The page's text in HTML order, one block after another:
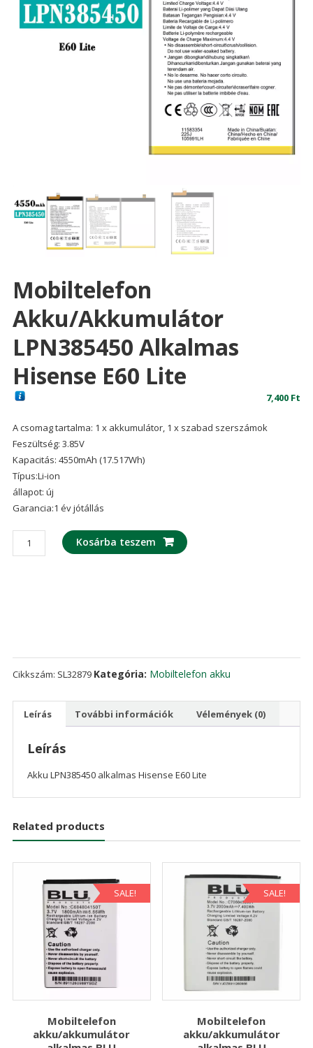
Mobiltelefon
Akku/akkumulátor
LPN385450 Alkalmas
Hisense E60 Lite
7,400 Ft
A csomag tartalma: 1 x akkumulátor, 1 x szabad szerszámok
Feszültség: 3.85V
Kapacitás: 4550mAh (17.517Wh)
Típus:Li-ion
állapot: új
Garancia:1 év jótállás
Mobiltelefon
akku/akkumulátor
Kosárba teszem
Cikkszám: SL32879 Kategória: Mobiltelefon akku
Leírás További információk Vélemények (0)
Leírás
Akku LPN385450 alkalmas Hisense E60 Lite
Related products
SALE!
Mobiltelefon
akku/akkumulátor
SALE!
Mobiltelefon
akku/akkumulátor